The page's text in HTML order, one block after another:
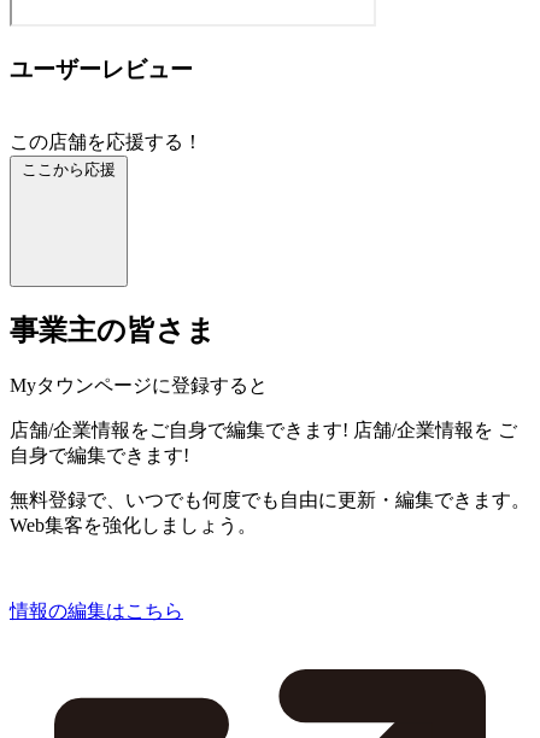
ユーザーレビュー
この店舗を応援する！
ここから応援
事業主の皆さま
Myタウンページに登録すると
店舗/企業情報をご自身で編集できます! 店舗/企業情報を ご
自身で編集できます!
無料登録で、いつでも何度でも自由に更新・編集できます。
Web集客を強化しましょう。
情報の編集はこちら